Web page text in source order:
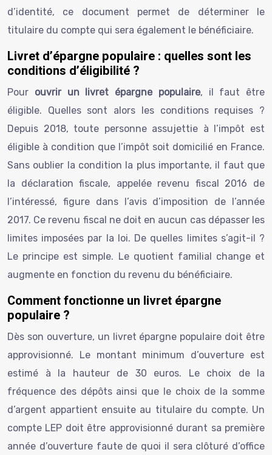
d’identité, ce document permet de déterminer le
titulaire du compte qui sera également le bénéficiaire.
Livret d’épargne populaire : quelles sont les
conditions d’éligibilité ?
Pour ouvrir un livret épargne populaire, il faut être
éligible. Quelles sont alors les conditions requises ?
Depuis 2018, toute personne assujettie à l’impôt est
éligible à condition que l’impôt soit domicilié en France.
Sans oublier la condition la plus importante, il faut que
la déclaration fiscale, appelée revenu fiscal 2016 de
l’intéressé, figure dans l’avis d’imposition de l’année
2017. Ce revenu fiscal ne doit en aucun cas dépasser les
limites imposées par la loi. De quelles limites s’agit-il ?
Le principe est simple. Le quotient familial change et
augmente en fonction du revenu du bénéficiaire.
Comment fonctionne un livret épargne
populaire ?
Dès son ouverture, un livret épargne populaire doit être
approvisionné. Le montant minimum d’ouverture est
estimé à la hauteur de 30 euros. Le choix de la
fréquence des dépôts ainsi que le choix de la somme
d’argent appartient ensuite au titulaire du compte. Un
compte LEP doit être approvisionné durant sa première
année d’ouverture faute de quoi il sera clôturé d’office